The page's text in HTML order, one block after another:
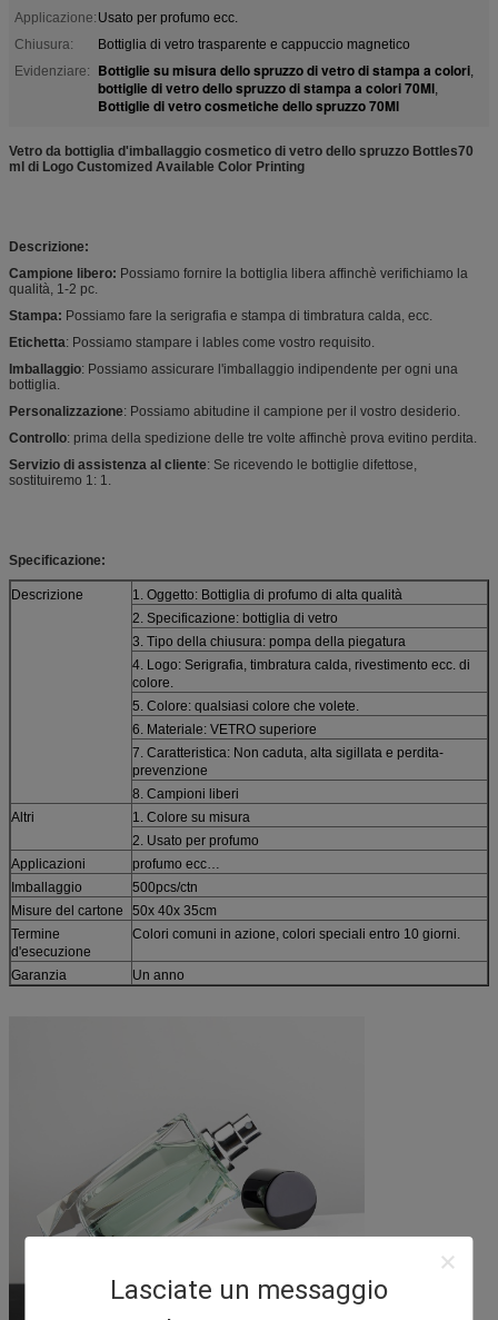
Lasciate un messaggio
Applicazione: Usato per profumo ecc.
Chiusura:
Bottiglia di vetro trasparente e cappuccio magnetico
Evidenziare:
Bottiglie su misura dello spruzzo di vetro di stampa a colori,
bottiglie di vetro dello spruzzo di stampa a colori 70Ml,
Bottiglie di vetro cosmetiche dello spruzzo 70Ml
Vetro da bottiglia d'imballaggio cosmetico di vetro dello spruzzo Bottles70
ml di Logo Customized Available Color Printing
Descrizione:
Campione libero: Possiamo fornire la bottiglia libera affinchè verifichiamo la
qualità, 1-2 pc.
Stampa: Possiamo fare la serigrafia e stampa di timbratura calda, ecc.
Etichetta: Possiamo stampare i lables come vostro requisito.
Imballaggio: Possiamo assicurare l'imballaggio indipendente per ogni una
bottiglia.
Personalizzazione: Possiamo abitudine il campione per il vostro desiderio.
Controllo: prima della spedizione delle tre volte affinchè prova evitino perdita.
Servizio di assistenza al cliente: Se ricevendo le bottiglie difettose,
sostituiremo 1: 1.
Specificazione:
Descrizione
1. Oggetto: Bottiglia di profumo di alta qualità
2. Specificazione: bottiglia di vetro
3. Tipo della chiusura: pompa della piegatura
4. Logo: Serigrafia, timbratura calda, rivestimento ecc. di
colore.
5. Colore: qualsiasi colore che volete.
6. Materiale: VETRO superiore
7. Caratteristica: Non caduta, alta sigillata e perdita-
prevenzione
8. Campioni liberi
Altri
1. Colore su misura
2. Usato per profumo
Applicazioni
profumo ecc…
Imballaggio
500pcs/ctn
Misure del cartone
50x 40x 35cm
Termine
d'esecuzione
Colori comuni in azione, colori speciali entro 10 giorni.
Garanzia Un anno